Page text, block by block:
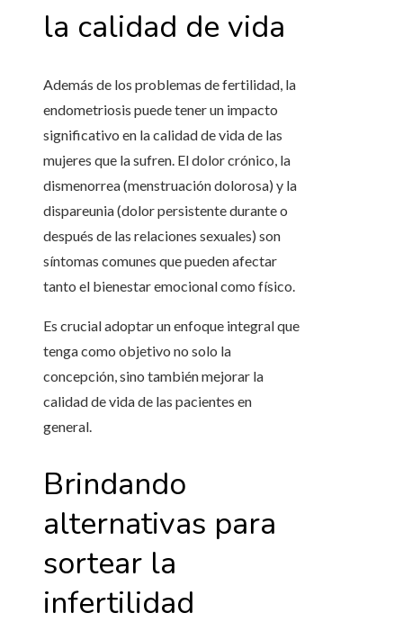
la calidad de vida
Además de los problemas de fertilidad, la
endometriosis puede tener un impacto
significativo en la calidad de vida de las
mujeres que la sufren. El dolor crónico, la
dismenorrea (menstruación dolorosa) y la
dispareunia (dolor persistente durante o
después de las relaciones sexuales) son
síntomas comunes que pueden afectar
tanto el bienestar emocional como físico.
Es crucial adoptar un enfoque integral que
tenga como objetivo no solo la
concepción, sino también mejorar la
calidad de vida de las pacientes en
general.
Brindando
alternativas para
sortear la
infertilidad